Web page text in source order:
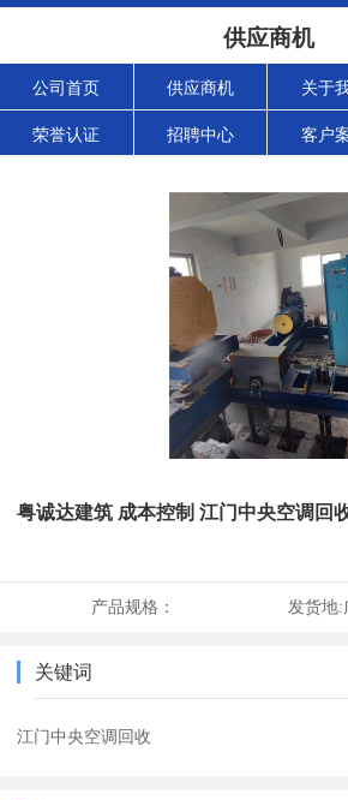
供应商机
公司首页 供应商机 关于
荣誉认证 招聘中心 客户
粤诚达建筑 成本控制 江门中央空调回
产品规格： 发货地:
关键词
江门中央空调回收